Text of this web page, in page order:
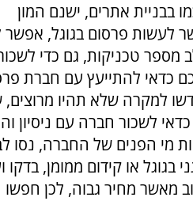
בבניית אתרים, ישנם המון
לעשות פרסום בגוגל,
מספר טכניקות, גם כדי
כדאי להתייעץ עם חברת
למקרה שלא תהיו
לשכור חברה עם ניסיון
מי הפנים של החברה, נסו
בגוגל או קידום ממומן,
מאשר מחיר גבוה, לכן